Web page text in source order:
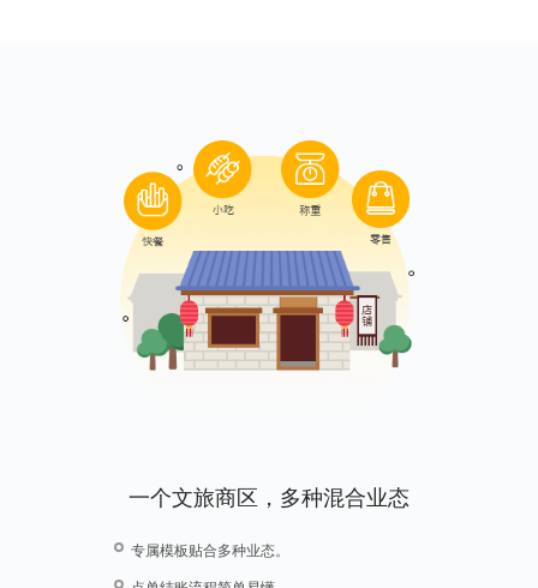
一个文旅商区，多种混合业态
专属模板贴合多种业态。